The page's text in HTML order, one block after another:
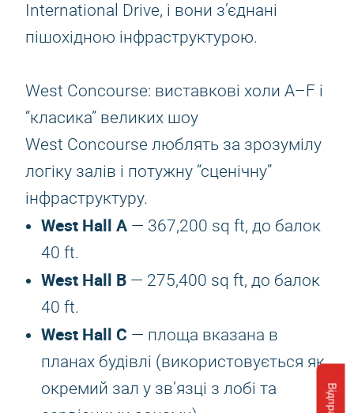
International Drive, і вони з’єднані
пішохідною інфраструктурою.
West Concourse: виставкові холи A–F і
“класика” великих шоу
West Concourse люблять за зрозумілу
логіку залів і потужну “сценічну”
інфраструктуру.
West Hall A — 367,200 sq ft, до балок
40 ft.
West Hall B — 275,400 sq ft, до балок
40 ft.
West Hall C — площа вказана в
планах будівлі (використовується як
окремий зал у зв’язці з лобі та